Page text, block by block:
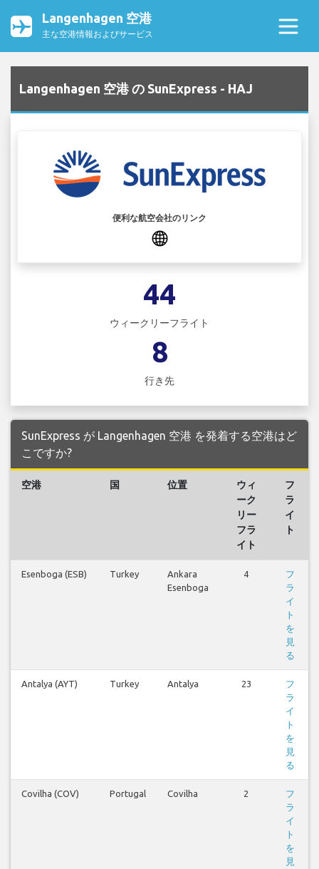
Langenhagen 空港
主な空港情報およびサービス
Langenhagen 空港 の SunExpress - HAJ
便利な航空会社のリンク
44
ウィークリーフライト
8
行き先
SunExpress が Langenhagen 空港 を発着する空港はど
こですか?
空港 国 位置
ウィ
ーク
リー
フラ
イト
フ
ラ
イ
ト
Esenboga (ESB) Turkey
Ankara
Esenboga
4
フ
ラ
イ
ト
を
見
る
Antalya (AYT) Turkey Antalya 23
フ
ラ
イ
ト
を
見
る
Covilha (COV) Portugal Covilha 2
フ
ラ
イ
ト
を
見